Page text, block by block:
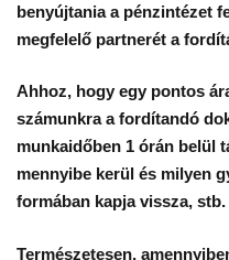
benyújtania a pénzintézet
megfelelő partnerét a
Ahhoz, hogy egy pontos
számunkra a fordítandó
munkaidőben 1 órán belül
mennyibe kerül és milyen
formában kapja vissza, stb.
Természetesen,